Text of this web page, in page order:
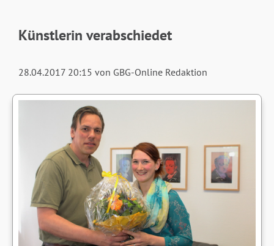
Künstlerin verabschiedet
28.04.2017 20:15 von GBG-Online Redaktion